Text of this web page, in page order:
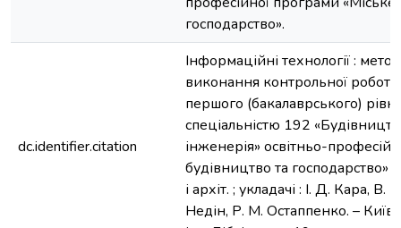
господарство».
dc.identifier.citation
Інформаційні технології :
виконання контрольної роботи
першого (бакалаврського)
спеціальністю 192
інженерія» освітньо-
будівництво та господарство»
і архіт. ; укладачі : І. Д. Кара,
Недін, Р. М. Остаппенко. –